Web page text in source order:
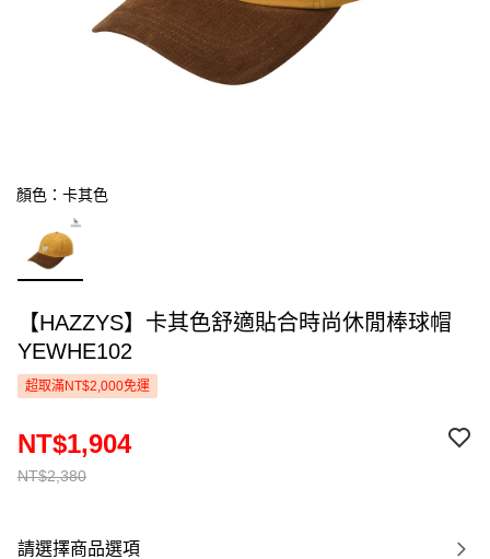
顏色：卡其色
【HAZZYS】卡其色舒適貼合時尚休閒棒球帽
YEWHE102
超取滿NT$2,000免運
NT$2,380
NT$1,904
請選擇商品選項